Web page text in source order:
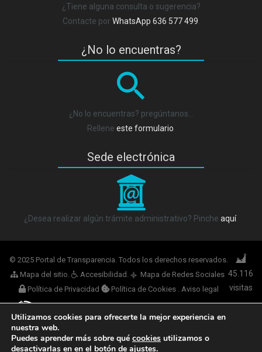
¿Tiene alguna consulta o sugerencia?
Contacte por WhatsApp 636 577 499
¿No lo encuentras?
¿No lo encuentras? pregúntanos…
Rellene este formulario
Sede electrónica
_
¿Desea realizar algún trámite administrativo? Pinche aquí.
© 2025 Portal de Transparencia. Todos los derechos reservados.
Mapa del sitio. Accesibilidad . q
Mapa de Redes Sociales
Política de Privacidad
Política de Cookies . Aviso legal
45.116
visitas
Ogov Tech
Utilizamos cookies para ofrecerte la mejor experiencia en
nuestra web.
Puedes aprender más sobre qué cookies utilizamos o
desactivarlas en en el botón de ajustes.